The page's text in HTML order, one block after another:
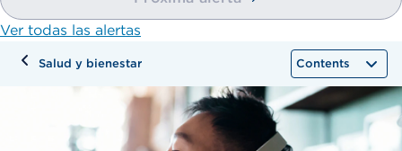
Ver todas las alertas
Salud y bienestar Contents